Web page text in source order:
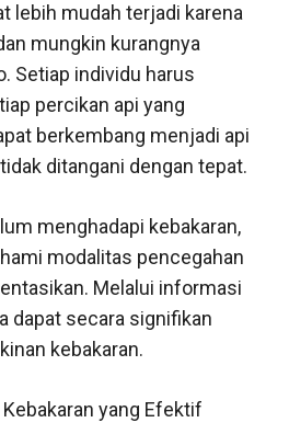
lebih mudah terjadi karena
mungkin kurangnya
Setiap individu harus
percikan api yang
berkembang menjadi api
ditangani dengan tepat.
menghadapi kebakaran,
modalitas pencegahan
Melalui informasi
dapat secara signifikan
kebakaran.
yang Efektif